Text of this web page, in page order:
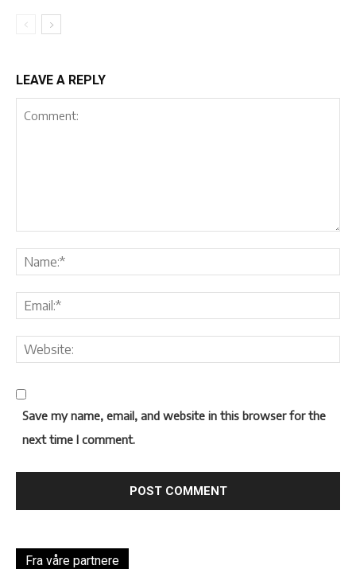
LEAVE A REPLY
Save my name, email, and website in this browser for the
next time I comment.
Fra våre partnere